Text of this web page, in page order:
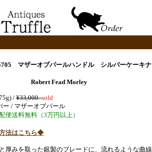
マザーオブパールハンドル シルバーケーキ
Fead Morley
/¥33,000.-sold
ー / マザーオブパール
便送料無料（3万円以上）
法はこちら◆
厚みを取った銀製のブレードに、流れるような曲